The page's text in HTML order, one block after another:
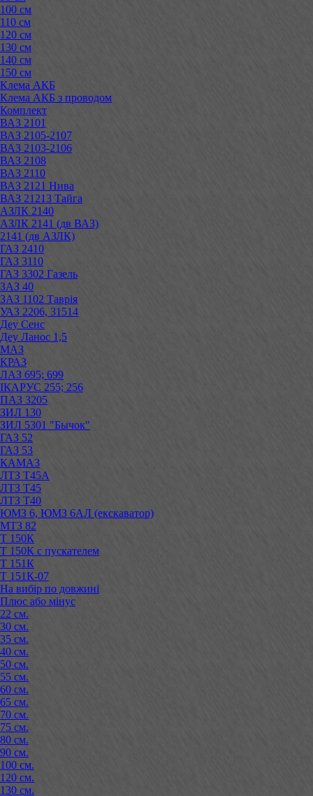
100 см
110 см
120 см
130 см
140 см
150 см
Клема АКБ
Клема АКБ з проводом
Комплект
ВАЗ 2101
ВАЗ 2105-2107
ВАЗ 2103-2106
ВАЗ 2108
ВАЗ 2110
ВАЗ 2121 Нива
ВАЗ 21213 Тайга
АЗЛК 2140
АЗЛК 2141 (дв ВАЗ)
2141 (дв АЗЛК)
ГАЗ 2410
ГАЗ 3110
ГАЗ 3302 Газель
ЗАЗ 40
ЗАЗ 1102 Таврія
УАЗ 2206, 31514
Деу Сенс
Деу Ланос 1,5
МАЗ
КРАЗ
ЛАЗ 695; 699
ІКАРУС 255; 256
ПАЗ 3205
ЗИЛ 130
ЗИЛ 5301 "Бычок"
ГАЗ 52
ГАЗ 53
КАМАЗ
ЛТЗ Т45А
ЛТЗ Т45
ЛТЗ Т40
ЮМЗ 6, ЮМЗ 6АЛ (екскаватор)
МТЗ 82
Т 150К
Т 150К с пускателем
Т 151К
Т 151К-07
На вибір по довжині
Плюс або мінус
22 см.
30 см.
35 см.
40 см.
50 см.
55 см.
60 см.
65 см.
70 см.
75 см.
80 см.
90 см.
100 см.
120 см.
130 см.